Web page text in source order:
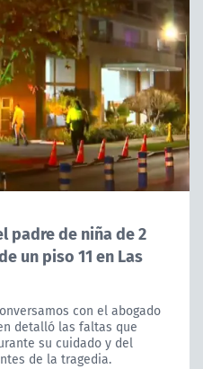
padre de niña de 2
un piso 11 en Las
con el abogado
detalló las faltas que
su cuidado y del
de la tragedia.